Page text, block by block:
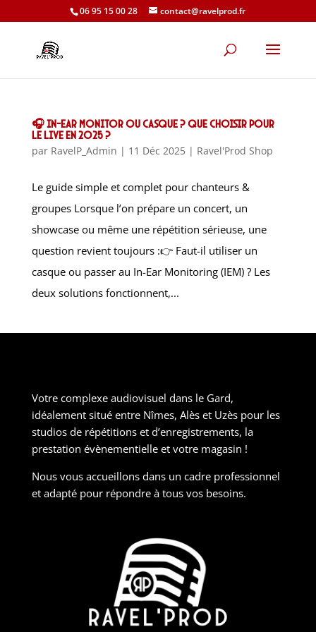
06 95 15 00 28 contact@ravelprod.fr
🎧 In-Ear Monitor ou Casque ? Que choisir pour
le live en 2025 ?
par RavelP_Admin | 11 Déc 2025| Ravel'Prod Shop
Le guide simple et complet pour chanteurs &
groupes Lorsque l’on prépare un concert, un
showcase ou même une répétition sérieuse, une
question revient toujours :👉 Faut-il utiliser un
casque ou passer au In-Ear Monitoring (IEM) ? Les
deux solutions fonctionnent,...
Votre complexe audiovisuel dans le Gard,
idéalement situé entre Nîmes, Alès et Uzès pour les
studios de répétitions et d’enregistrements, la
prestation évènementielle et votre magasin !
Nous vous accueillons dans un cadre professionnel
et adapté pour répondre à tous vos besoins.